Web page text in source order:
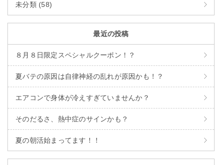
未分類 (58)
最近の投稿
８月８日限定スペシャルクーポン！？
夏バテの原因は自律神経の乱れが原因かも！？
エアコンで身体が冷えすぎていませんか？
そのだるさ、熱中症のサインかも？
夏の朝活始まってます！！